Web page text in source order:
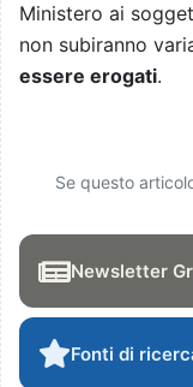
Ministero ai
non subiranno
essere erogati.
Se questo
Newsletter
Fonti di